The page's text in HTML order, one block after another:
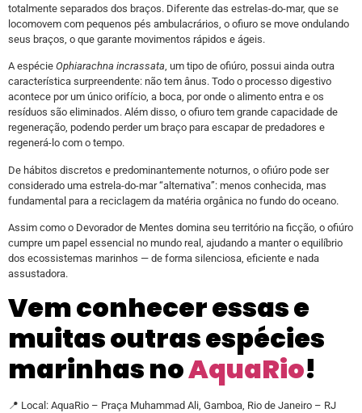
totalmente separados dos braços. Diferente das estrelas-do-mar, que se
locomovem com pequenos pés ambulacrários, o ofiuro se move ondulando
seus braços, o que garante movimentos rápidos e ágeis.
A espécie Ophiarachna incrassata, um tipo de ofiúro, possui ainda outra
característica surpreendente: não tem ânus. Todo o processo digestivo
acontece por um único orifício, a boca, por onde o alimento entra e os
resíduos são eliminados. Além disso, o ofiuro tem grande capacidade de
regeneração, podendo perder um braço para escapar de predadores e
regenerá-lo com o tempo.
De hábitos discretos e predominantemente noturnos, o ofiúro pode ser
considerado uma estrela-do-mar “alternativa”: menos conhecida, mas
fundamental para a reciclagem da matéria orgânica no fundo do oceano.
Assim como o Devorador de Mentes domina seu território na ficção, o ofiúro
cumpre um papel essencial no mundo real, ajudando a manter o equilíbrio
dos ecossistemas marinhos — de forma silenciosa, eficiente e nada
assustadora.
Vem conhecer essas e
muitas outras espécies
marinhas noAquaRio!
📍 Local: AquaRio – Praça Muhammad Ali, Gamboa, Rio de Janeiro – RJ